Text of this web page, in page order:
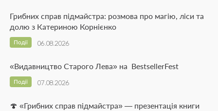
Грибних справ підмайстра: розмова про магію, ліси та
долю з Катериною Корнієнко
06.08.2026
Події
«Видавництво Старого Лева» на BestsellerFest
07.08.2026
Події
🍄 «Грибних справ підмайстра» — презентація книги